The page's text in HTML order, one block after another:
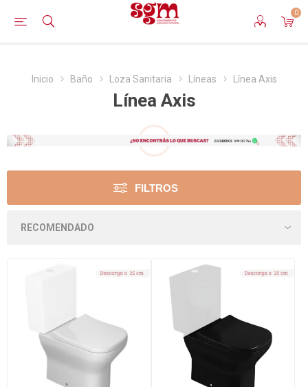
0
Inicio Baño Loza Sanitaria Líneas Línea Axis
Línea Axis
FILTROS